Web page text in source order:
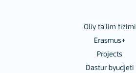
Oliy ta'lim tizimi
Erasmus+
Projects
Dastur byudjeti